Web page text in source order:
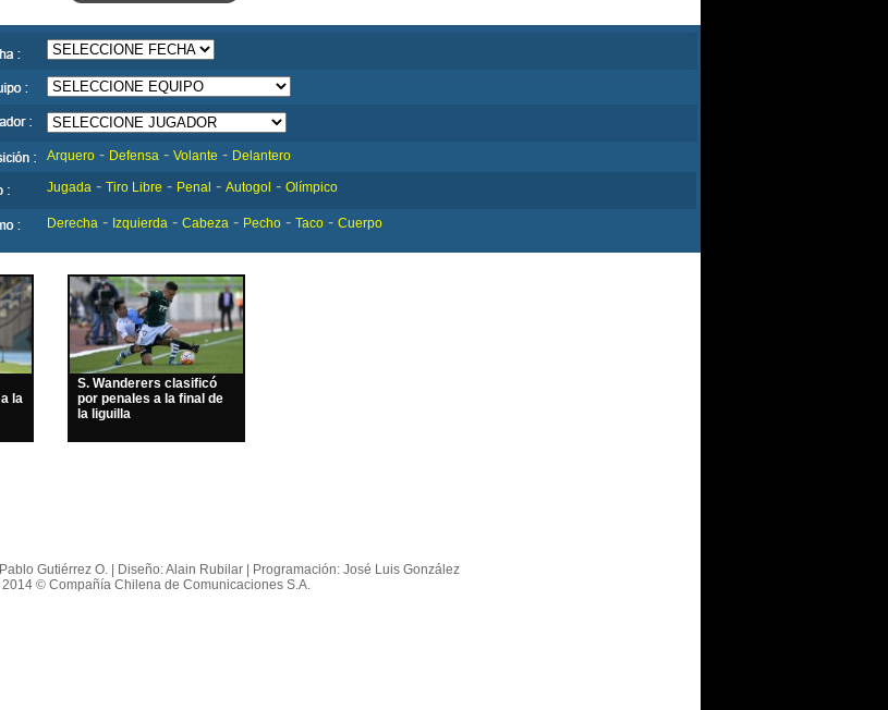
Arquero - Defensa - Volante - Delantero
Jugada - Tiro Libre - Penal - Autogol - Olímpico
Derecha - Izquierda - Cabeza - Pecho - Taco - Cuerpo
la
S. Wanderers clasificó
por penales a la final de
la liguilla
Gutiérrez O. | Diseño: Alain Rubilar | Programación: José Luis González
2014 © Compañía Chilena de Comunicaciones S.A.